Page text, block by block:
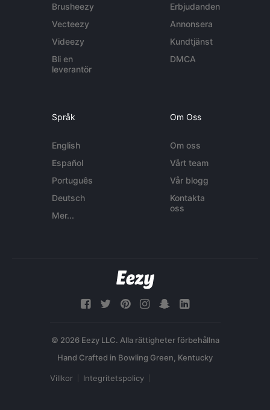
Brusheezy
Vecteezy
Videezy
Bli en
leverantör
Erbjudanden
Annonsera
Kundtjänst
DMCA
Språk
English
Español
Português
Deutsch
Mer...
Om Oss
Om oss
Vårt team
Vår blogg
Kontakta
oss
© 2026 Eezy LLC. Alla rättigheter förbehållna
Villkor Integritetspolicy